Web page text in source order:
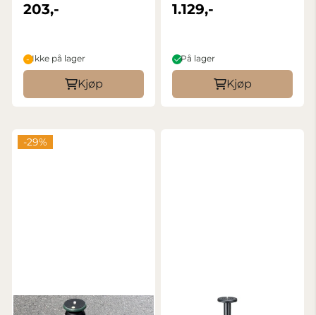
203,-
Ikke på lager
Kjøp
1.129,-
På lager
Kjøp
-29%